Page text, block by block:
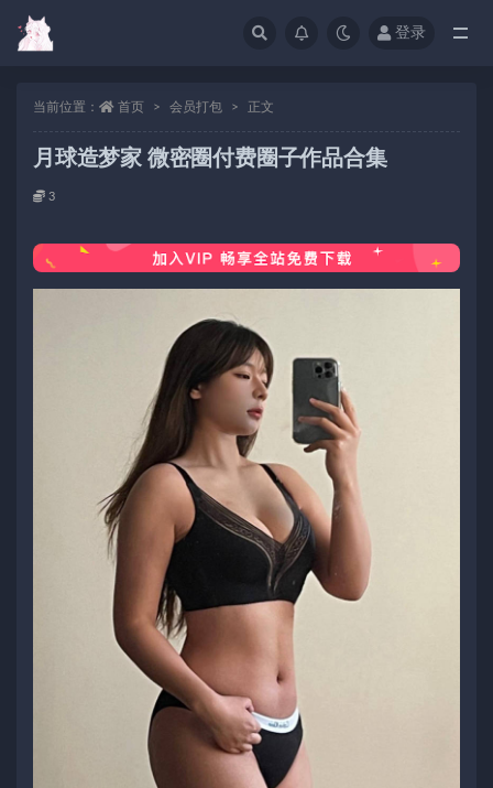
登录
当前位置： 首页 会员打包 正文
月球造梦家 微密圈付费圈子作品合集
3